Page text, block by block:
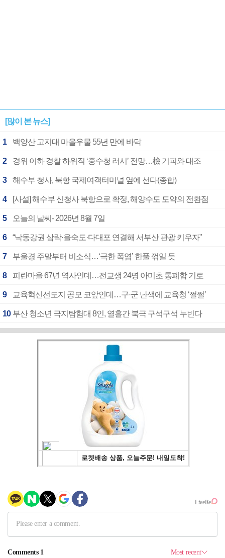
[많이 본 뉴스]
1 백양산 고지대 마을우물 55년 만에 바닥
2 경위 이하 경찰 하위직 ‘중수청 러시’ 전망…檢 기피와 대조
3 해수부 청사, 북항 국제여객터미널 옆에 선다(종합)
4 [사설] 해수부 신청사 북항으로 확정, 해양수도 도약의 전환점
5 오늘의 날씨- 2026년 8월 7일
6 “낙동강권 삼락·을숙도·다대포 연결해 서부산 관광 키우자”
7 부울경 주말부터 비소식…‘극한 폭염’ 한풀 꺾일 듯
8 피란마을 67년 역사인데…전교생 24명 아미초 통폐합 기로
9 교육혁신선도지 공모 코앞인데…구·군 난색에 교육청 ‘쩔쩔’
10 부산 청소년 극지탐험대 8인, 열흘간 북극 구석구석 누빈다